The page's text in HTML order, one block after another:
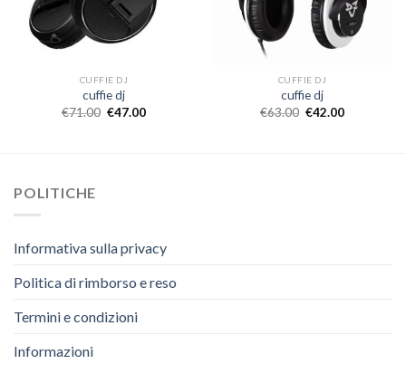
CUFFIE DJ
cuffie dj
€71.00 €47.00
CUFFIE DJ
cuffie dj
€63.00 €42.00
POLITICHE
Informativa sulla privacy
Politica di rimborso e reso
Termini e condizioni
Informazioni